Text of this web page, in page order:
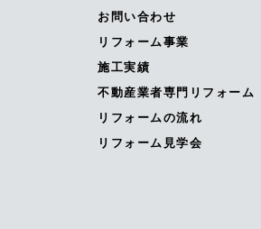
お問い合わせ
リフォーム事業
施工実績
不動産業者専門リフォーム
リフォームの流れ
リフォーム見学会